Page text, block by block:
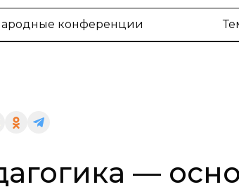
конференции
—